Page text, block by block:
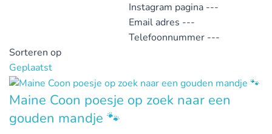
Instagram pagina ---
Email adres ---
Telefoonnummer ---
Sorteren op
Geplaatst
Maine Coon poesje op zoek naar een
gouden mandje 🐾